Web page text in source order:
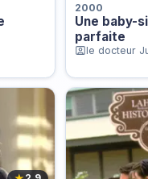
2000
Une baby-
parfaite
le docteur